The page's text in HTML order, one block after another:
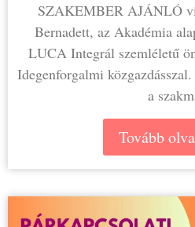
SZAKEMBER AJÁNLÓ
Bernadett, az Akadémia
LUCA Integrál szemléletű
Idegenforgalmi
a
Tovább